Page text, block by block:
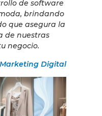
de software
brindando
que asegura la
de nuestras
negocio.
Digital